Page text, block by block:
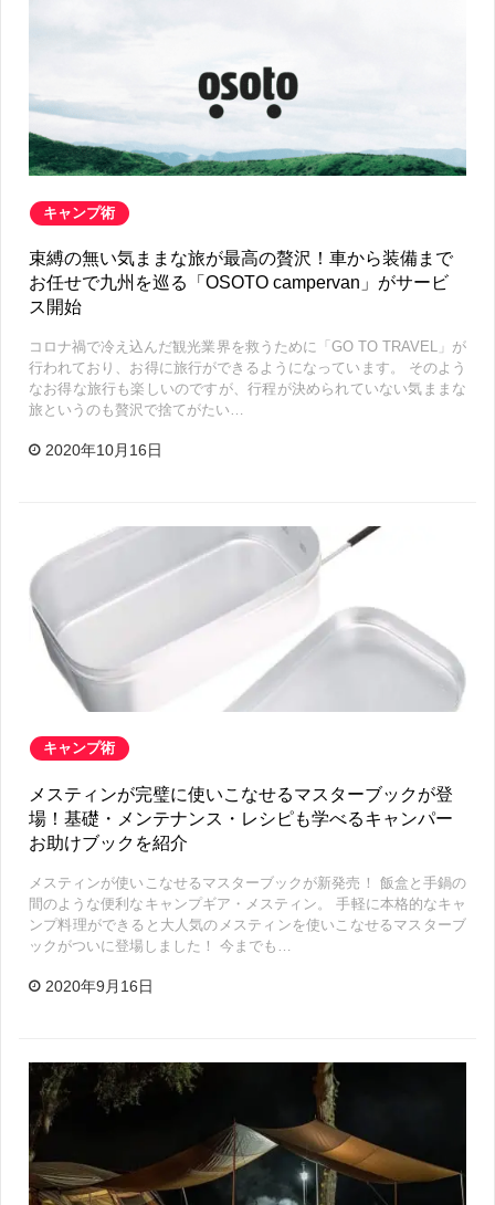
キャンプ術
束縛の無い気ままな旅が最高の贅沢！車から装備まで
お任せで九州を巡る「OSOTO campervan」がサービ
ス開始
コロナ禍で冷え込んだ観光業界を救うために「GO TO TRAVEL」が
行われており、お得に旅行ができるようになっています。 そのよう
なお得な旅行も楽しいのですが、行程が決められていない気ままな
旅というのも贅沢で捨てがたい…
2020年10月16日
キャンプ術
メスティンが完璧に使いこなせるマスターブックが登
場！基礎・メンテナンス・レシピも学べるキャンパー
お助けブックを紹介
メスティンが使いこなせるマスターブックが新発売！ 飯盒と手鍋の
間のような便利なキャンプギア・メスティン。 手軽に本格的なキャ
ンプ料理ができると大人気のメスティンを使いこなせるマスターブ
ックがついに登場しました！ 今までも…
2020年9月16日